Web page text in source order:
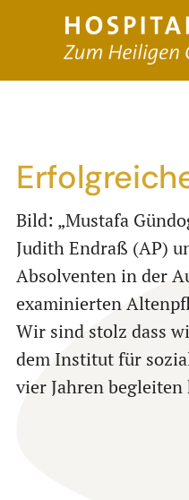
Bild: „Mustafa
Judith Endraß (AP)
Absolventen in der
examinierten
Wir sind stolz dass
dem Institut für
vier Jahren begleiten